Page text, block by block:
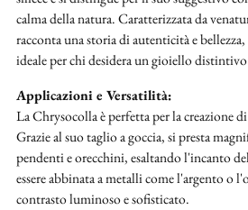
calma della natura. Caratterizzata da
racconta una storia di autenticità e
ideale per chi desidera un gioiello
Applicazioni e Versatilità:
La Chrysocolla è perfetta per la creazione
Grazie al suo taglio a goccia, si presta
pendenti e orecchini, esaltando l'incanto
essere abbinata a metalli come l'argento o
contrasto luminoso e sofisticato.